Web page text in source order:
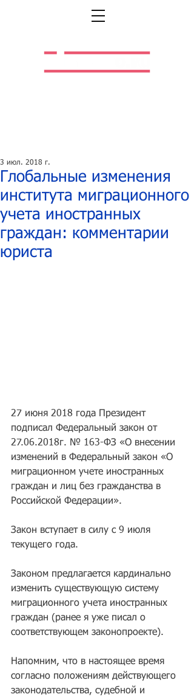
Глобальные изменения
института миграционного
учета иностранных
граждан: комментарии
юриста
3 июл. 2018 г.
27 июня 2018 года Президент
подписал Федеральный закон от
27.06.2018г. № 163-ФЗ «О внесении
изменений в Федеральный закон «О
миграционном учете иностранных
граждан и лиц без гражданства в
Российской Федерации».
Закон вступает в силу с 9 июля
текущего года.
Законом предлагается кардинально
изменить существующую систему
миграционного учета иностранных
граждан (ранее я уже писал о
соответствующем законопроекте).
Напомним, что в настоящее время
согласно положениям действующего
законодательства, судебной и